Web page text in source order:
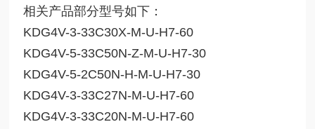
相关产品部分型号如下：
KDG4V-3-33C30X-M-U-H7-60
KDG4V-5-33C50N-Z-M-U-H7-30
KDG4V-5-2C50N-H-M-U-H7-30
KDG4V-3-33C27N-M-U-H7-60
KDG4V-3-33C20N-M-U-H7-60